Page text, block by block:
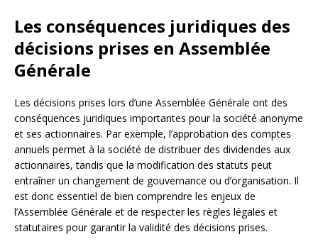
Les conséquences juridiques des
décisions prises en Assemblée
Générale
Les décisions prises lors d’une Assemblée Générale ont des
conséquences juridiques importantes pour la société anonyme
et ses actionnaires. Par exemple, l’approbation des comptes
annuels permet à la société de distribuer des dividendes aux
actionnaires, tandis que la modification des statuts peut
entraîner un changement de gouvernance ou d’organisation. Il
est donc essentiel de bien comprendre les enjeux de
l’Assemblée Générale et de respecter les règles légales et
statutaires pour garantir la validité des décisions prises.